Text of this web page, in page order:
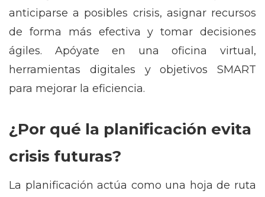
anticiparse a posibles crisis, asignar recursos
de forma más efectiva y tomar decisiones
ágiles. Apóyate en una oficina virtual,
herramientas digitales y objetivos SMART
para mejorar la eficiencia.
¿Por qué la planificación evita
crisis futuras?
La planificación actúa como una hoja de ruta